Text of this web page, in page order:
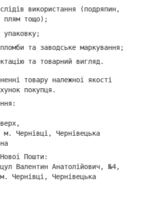
використання (подряпин,
плям тощо);
упаковку;
та заводське маркування;
та товарний вигляд.
товару належної якості
покупця.
м. Чернівці, Чернівецька
вої Пошти:
цул Валентин Анатолійович, №4,
Чернівці, Чернівецька